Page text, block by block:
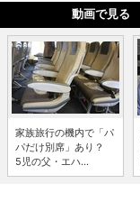
動画で見る
家族旅行の機内で「パ
パだけ別席」あり？
5児の父・エハ...